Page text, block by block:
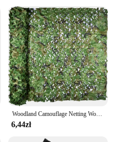
Woodland Camouflage Netting Woodland Camo Net for Camping Hunting Shooting Sunscreen Nets Sun Shelter Car Shade Covers Namioty
6,44zł